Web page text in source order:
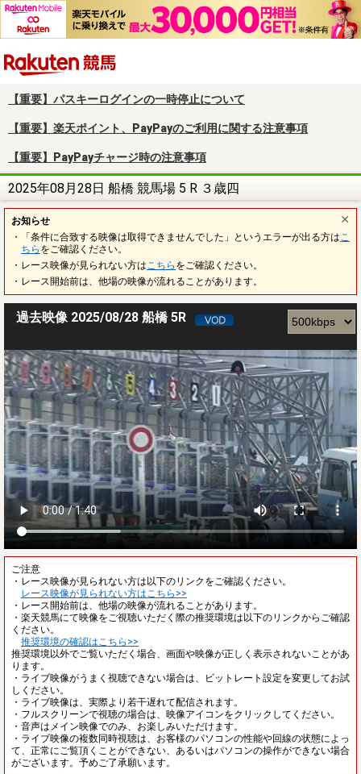
【重要】パスキーログインの一時停止について
【重要】楽天ポイント、PayPayのご利用に関する注意事項
【重要】PayPayチャージ時の注意事項
2025年08月28日 船橋 競馬場 5 R ３歳四
お知らせ
・「条件に合致する映像は取得できませんでした」というエラーが出る方は こ
ちら をご確認ください。
・レース映像が見られない方は こちら をご確認ください。
・レース開始前は、他場の映像が流れることがあります。
過去映像 2025/08/28 船橋 5R
ご注意
・レース映像が見られない方は以下のリンクをご確認ください。
レース映像が見られない方はこちら>>
・レース開始前は、他場の映像が流れることがあります。
・楽天競馬にて映像をご視聴いただく際の推奨環境は以下のリンクからご確認
ください。
推奨環境の確認はこちら>>
推奨環境以外でご覧いただく場合、画面や映像が正しく表示されないことがあ
ります。
・ライブ映像がうまく視聴できない場合は、ビットレート設定を変更してお試
しください。
・ライブ映像は、実際より若干遅れて配信されます。
・フルスクリーンで視聴の場合は、映像アイコンをクリックしてください。
・音声はメイン映像でのみ、お楽しみいただけます。
・ライブ映像の複数同時視聴は、お客様のパソコンの性能や回線の状態によっ
て、正常にご覧頂くことができない、あるいはパソコンの操作ができない場合
がございます。予めご了承願います。